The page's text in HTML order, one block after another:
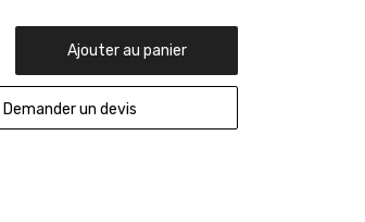
Ajouter au panier
Demander un devis